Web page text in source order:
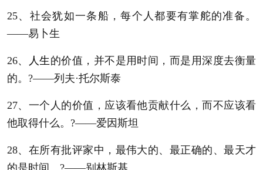
25、社会犹如一条船，每个人都要有掌舵的准备。
——易卜生
26、 人生 的价值，并不是用时间，而是用深度去衡量
的。?——列夫·托尔斯泰
27、一个人的价值，应该看他贡献什么，而不应该看
他取得什么。?——爱因斯坦
28、在所有批评家中，最伟大的、最正确的、最天才
的是时间。?——别林斯基